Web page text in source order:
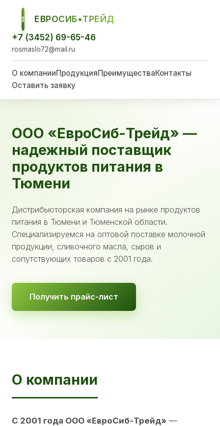
ЕСТ
ЕВРОСИБ•ТРЕЙД
+7 (3452) 69-65-46
rosmaslo72@mail.ru
О компанииПродукцияПреимуществаКонтакты
Оставить заявку
ООО «ЕвроСиб-Трейд» —
надежный поставщик
продуктов питания в
Тюмени
Дистрибьюторская компания на рынке продуктов
питания в Тюмени и Тюменской области.
Специализируемся на оптовой поставке молочной
продукции, сливочного масла, сыров и
сопутствующих товаров с 2001 года.
Получить прайс-лист
О компании
С 2001 года ООО «ЕвроСиб-Трейд» —